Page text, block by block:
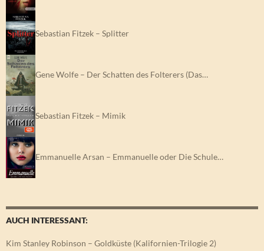
Sebastian Fitzek – Splitter
Gene Wolfe – Der Schatten des Folterers (Das…
Sebastian Fitzek – Mimik
Emmanuelle Arsan – Emmanuelle oder Die Schule…
AUCH INTERESSANT:
Kim Stanley Robinson – Goldküste (Kalifornien-Trilogie 2)